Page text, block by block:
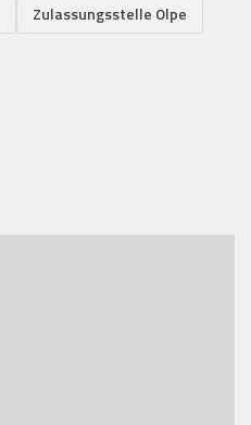
Zulassungsstelle Olpe